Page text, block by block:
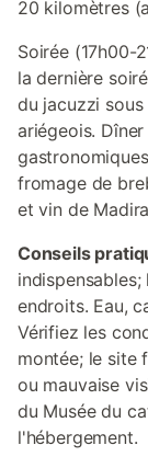
20 kilomètres
Soirée (17h00-
la dernière
du jacuzzi
ariégeois.
fromage de
et vin de
Conseils
endroits. Eau,
Vérifiez les
montée; le site
ou mauvaise
du Musée du
l'hébergement.